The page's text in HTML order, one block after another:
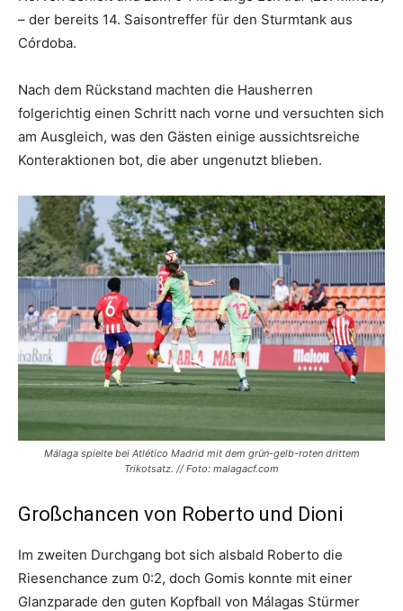
– der bereits 14. Saisontreffer für den Sturmtank aus
Córdoba.
Nach dem Rückstand machten die Hausherren
folgerichtig einen Schritt nach vorne und versuchten sich
am Ausgleich, was den Gästen einige aussichtsreiche
Konteraktionen bot, die aber ungenutzt blieben.
Málaga spielte bei Atlético Madrid mit dem grün-gelb-roten drittem
Trikotsatz. // Foto: malagacf.com
Großchancen von Roberto und Dioni
Im zweiten Durchgang bot sich alsbald Roberto die
Riesenchance zum 0:2, doch Gomis konnte mit einer
Glanzparade den guten Kopfball von Málagas Stürmer